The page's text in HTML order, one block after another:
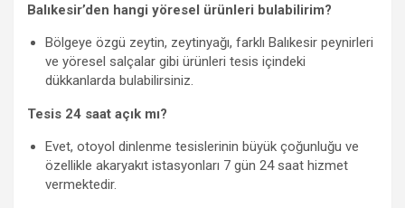
Balıkesir’den hangi yöresel ürünleri bulabilirim?
Bölgeye özgü zeytin, zeytinyağı, farklı Balıkesir peynirleri
ve yöresel salçalar gibi ürünleri tesis içindeki
dükkanlarda bulabilirsiniz.
Tesis 24 saat açık mı?
Evet, otoyol dinlenme tesislerinin büyük çoğunluğu ve
özellikle akaryakıt istasyonları 7 gün 24 saat hizmet
vermektedir.